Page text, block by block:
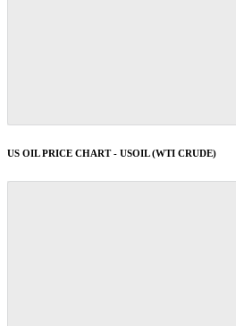
US OIL PRICE CHART - USOIL (WTI CRUDE)